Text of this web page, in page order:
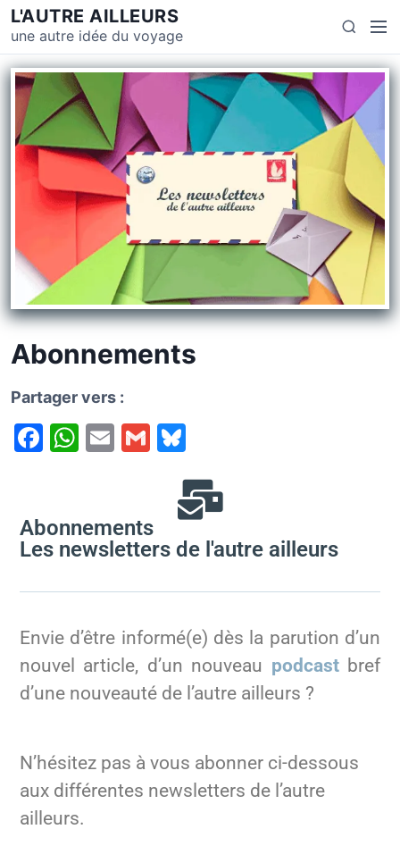
L'AUTRE AILLEURS
une autre idée du voyage
Abonnements
Partager vers :
F
e
b
k
W
s
A
E
l
G
l
e
s
k
Abonnements
Les newsletters de l'autre ailleurs
Envie d’être informé(e) dès la parution d’un
nouvel article, d’un nouveau podcastbref
d’une nouveauté de l’autre ailleurs ?
N’hésitez pas à vous abonner ci-dessous
aux différentes newsletters de l’autre
ailleurs.